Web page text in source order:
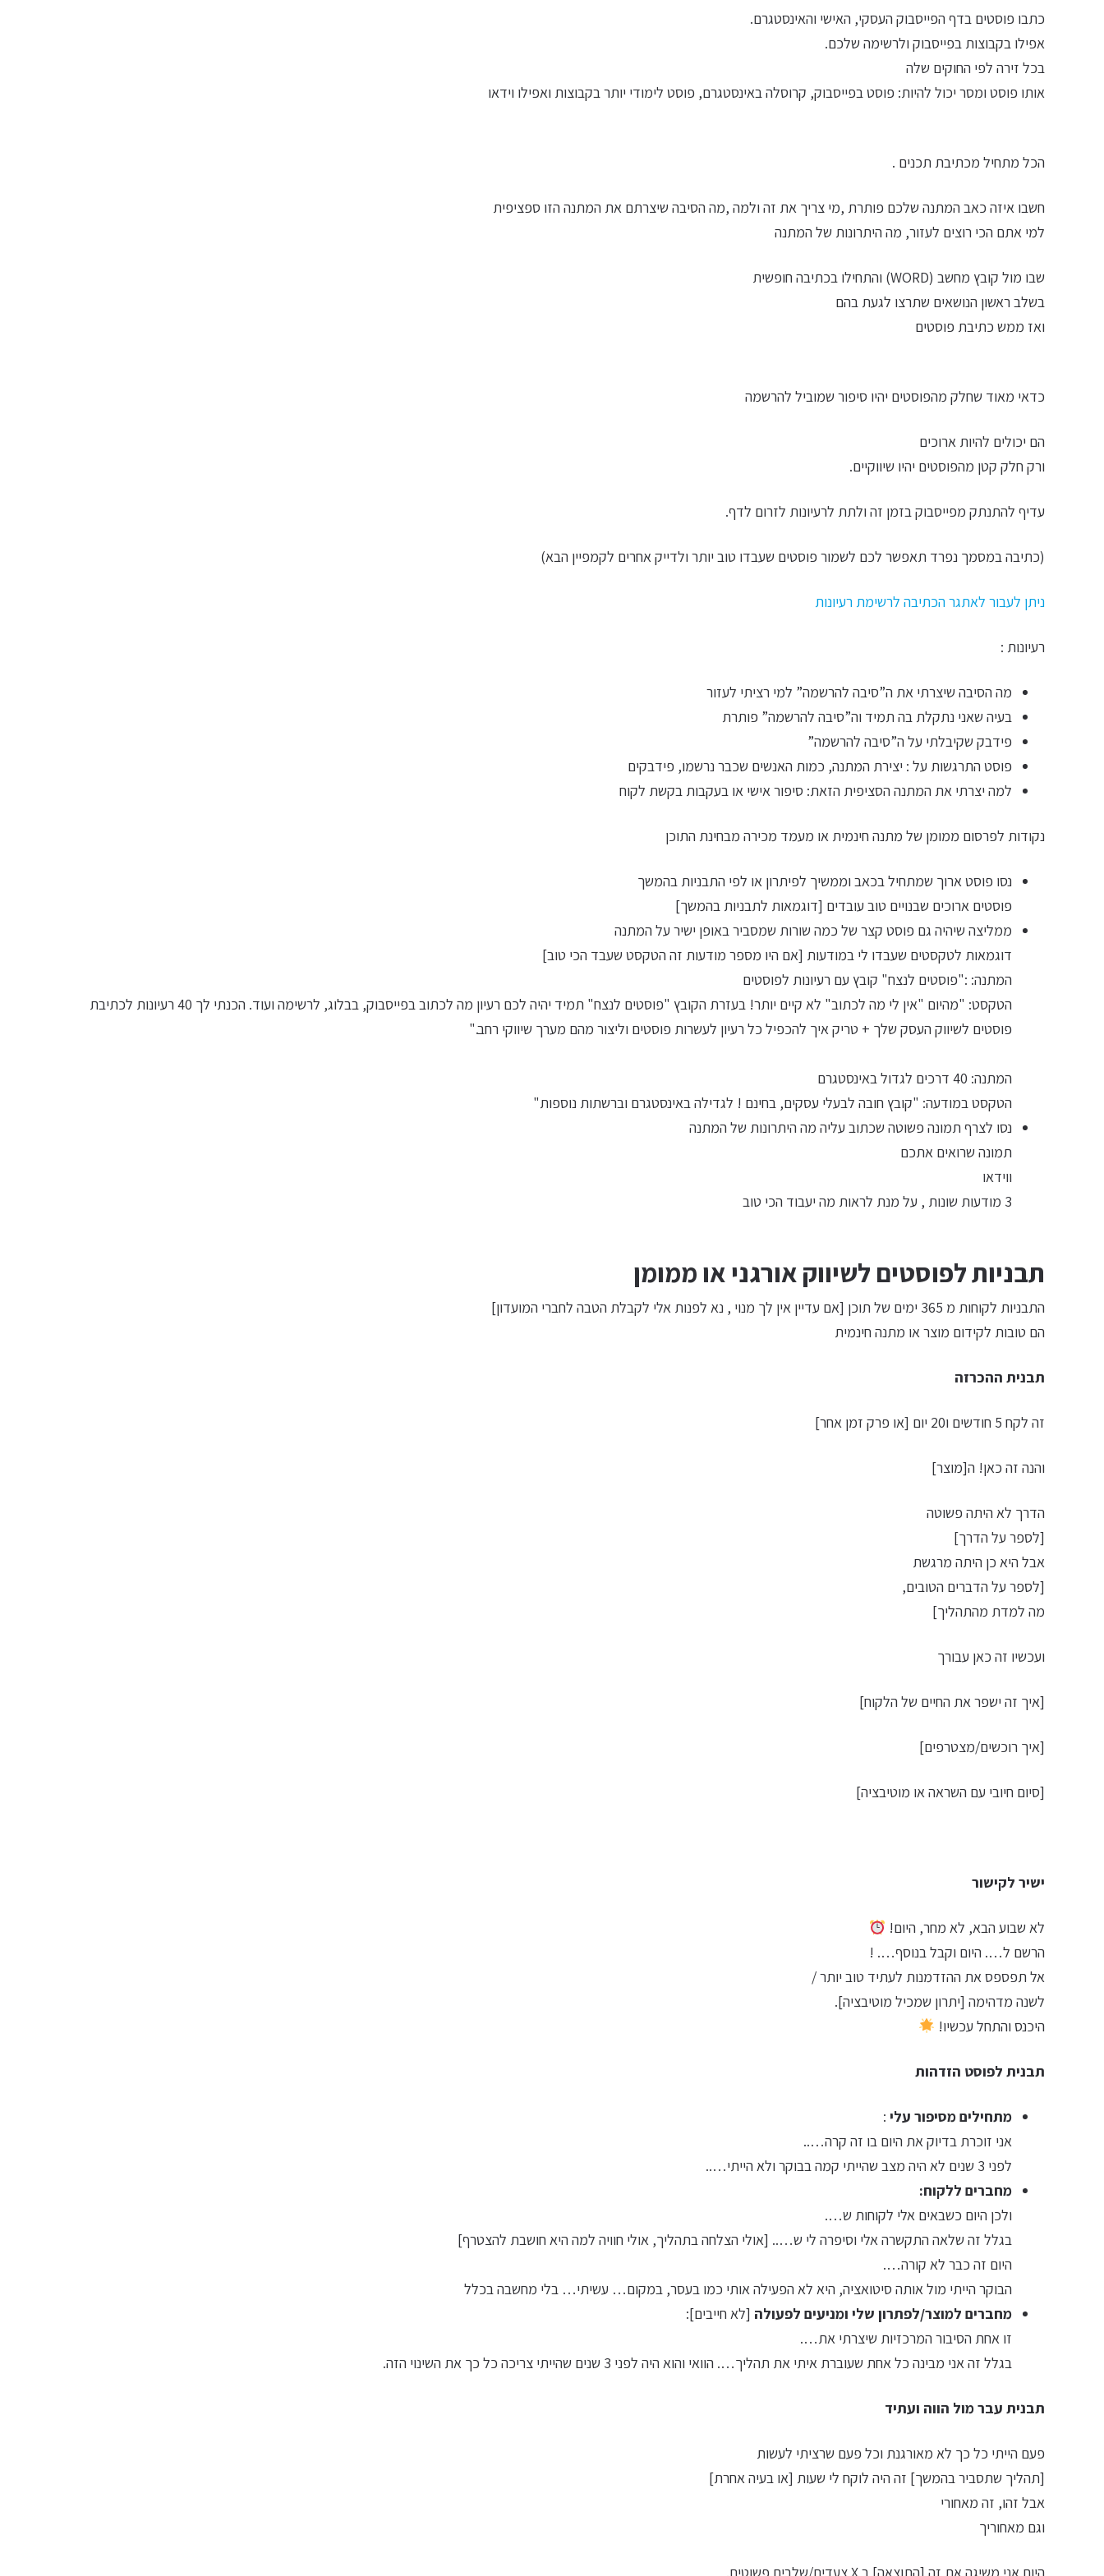
כתבו פוסטים בדף הפייסבוק העסקי, האישי והאינסטגרם.
אפילו בקבוצות בפייסבוק ולרשימה שלכם.
בכל זירה לפי החוקים שלה
אותו פוסט ומסר יכול להיות: פוסט בפייסבוק, קרוסלה באינסטגרם, פוסט לימודי יותר בקבוצות ואפילו וידאו
הכל מתחיל מכתיבת תכנים .
חשבו איזה כאב המתנה שלכם פותרת ,מי צריך את זה ולמה ,מה הסיבה שיצרתם את המתנה הזו ספציפית
למי אתם הכי רוצים לעזור, מה היתרונות של המתנה
שבו מול קובץ מחשב (WORD) והתחילו בכתיבה חופשית
בשלב ראשון הנושאים שתרצו לגעת בהם
ואז ממש כתיבת פוסטים
כדאי מאוד שחלק מהפוסטים יהיו סיפור שמוביל להרשמה
הם יכולים להיות ארוכים
ורק חלק קטן מהפוסטים יהיו שיווקיים.
עדיף להתנתק מפייסבוק בזמן זה ולתת לרעיונות לזרום לדף.
(כתיבה במסמך נפרד תאפשר לכם לשמור פוסטים שעבדו טוב יותר ולדייק אחרים לקמפיין הבא)
ניתן לעבור לאתגר הכתיבה לרשימת רעיונות
רעיונות :
מה הסיבה שיצרתי את ה”סיבה להרשמה” למי רציתי לעזור
בעיה שאני נתקלת בה תמיד וה”סיבה להרשמה” פותרת
פידבק שקיבלתי על ה”סיבה להרשמה”
פוסט התרגשות על : יצירת המתנה, כמות האנשים שכבר נרשמו, פידבקים
למה יצרתי את המתנה הסציפית הזאת: סיפור אישי או בעקבות בקשת לקוח
נקודות לפרסום ממומן של מתנה חינמית או מעמד מכירה מבחינת התוכן
נסו פוסט ארוך שמתחיל בכאב וממשיך לפיתרון או לפי התבניות בהמשך
פוסטים ארוכים שבנויים טוב עובדים [דוגמאות לתבניות בהמשך]
ממליצה שיהיה גם פוסט קצר של כמה שורות שמסביר באופן ישיר על המתנה
דוגמאות לטקסטים שעבדו לי במודעות [אם היו מספר מודעות זה הטקסט שעבד הכי טוב]
המתנה: :"פוסטים לנצח" קובץ עם רעיונות לפוסטים
הטקסט: "מהיום "אין לי מה לכתוב" לא קיים יותר! בעזרת הקובץ "פוסטים לנצח" תמיד יהיה לכם רעיון מה לכתוב בפייסבוק, בבלוג, לרשימה ועוד. הכנתי לך 40 רעיונות לכתיבת
פוסטים לשיווק העסק שלך + טריק איך להכפיל כל רעיון לעשרות פוסטים וליצור מהם מערך שיווקי רחב."
המתנה: 40 דרכים לגדול באינסטגרם
הטקסט במודעה: "קובץ חובה לבעלי עסקים, בחינם ! לגדילה באינסטגרם וברשתות נוספות"
נסו לצרף תמונה פשוטה שכתוב עליה מה היתרונות של המתנה
תמונה שרואים אתכם
ווידאו
3 מודעות שונות , על מנת לראות מה יעבוד הכי טוב
תבניות לפוסטים לשיווק אורגני או ממומן
התבניות לקוחות מ 365 ימים של תוכן [אם עדיין אין לך מנוי , נא לפנות אלי לקבלת הטבה לחברי המועדון]
הם טובות לקידום מוצר או מתנה חינמית
תבנית ההכרזה
זה לקח 5 חודשים ו20 יום [או פרק זמן אחר]
והנה זה כאן! ה[מוצר]
הדרך לא היתה פשוטה
[לספר על הדרך]
אבל היא כן היתה מרגשת
[לספר על הדברים הטובים,
מה למדת מהתהליך]
ועכשיו זה כאן עבורך
[איך זה ישפר את החיים של הלקוח]
[איך רוכשים/מצטרפים]
[סיום חיובי עם השראה או מוטיבציה]
ישיר לקישור
לא שבוע הבא, לא מחר, היום!
הרשם ל…. היום וקבל בנוסף…. !
אל תפספס את ההזדמנות לעתיד טוב יותר /
לשנה מדהימה [יתרון שמכיל מוטיבציה].
היכנס והתחל עכשיו!
תבנית לפוסט הזדהות
מתחילים מסיפור עלי :
אני זוכרת בדיוק את היום בו זה קרה…..
לפני 3 שנים לא היה מצב שהייתי קמה בבוקר ולא הייתי…..
מחברים ללקוח:
ולכן היום כשבאים אלי לקוחות ש….
בגלל זה שלאה התקשרה אלי וסיפרה לי ש….. [אולי הצלחה בתהליך, אולי חוויה למה היא חושבת להצטרף]
היום זה כבר לא קורה….
הבוקר הייתי מול אותה סיטואציה, היא לא הפעילה אותי כמו בעסר, במקום… עשיתי… בלי מחשבה בכלל
מחברים למוצר/לפתרון שלי ומניעים לפעולה [לא חייבים]:
זו אחת הסיבור המרכזיות שיצרתי את….
בגלל זה אני מבינה כל אחת שעוברת איתי את תהליך…. הוואי והוא היה לפני 3 שנים שהייתי צריכה כל כך את השינוי הזה.
תבנית עבר מול הווה ועתיד
פעם הייתי כל כך לא מאורגנת וכל פעם שרציתי לעשות
[תהליך שתסביר בהמשך] זה היה לוקח לי שעות [או בעיה אחרת]
אבל זהו, זה מאחורי
וגם מאחוריך